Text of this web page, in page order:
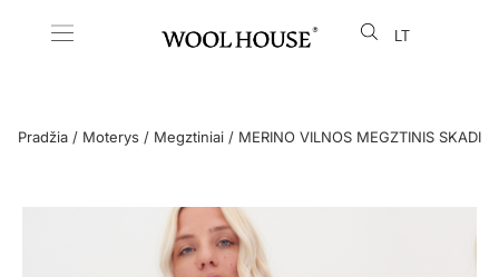
LT
EN
Pradžia / Moterys / Megztiniai / MERINO VILNOS MEGZTINIS SKADI